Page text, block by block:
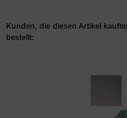
Kunden, die diesen Artikel
bestellt: